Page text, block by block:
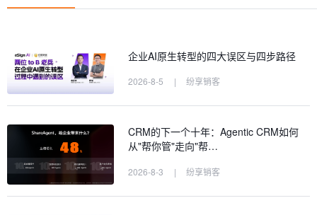
企业AI原生转型的四大误区与四步路径
2026-8-5 | 纷享销客
CRM的下一个十年：Agentic CRM如何
从"帮你管"走向"帮…
2026-8-3 | 纷享销客